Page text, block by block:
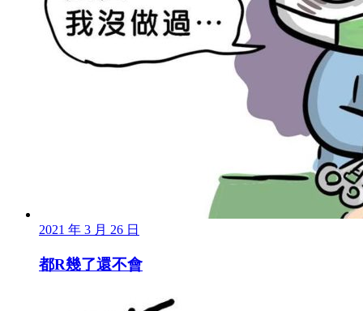
2021 年 3 月 26 日
都R幾了還不會